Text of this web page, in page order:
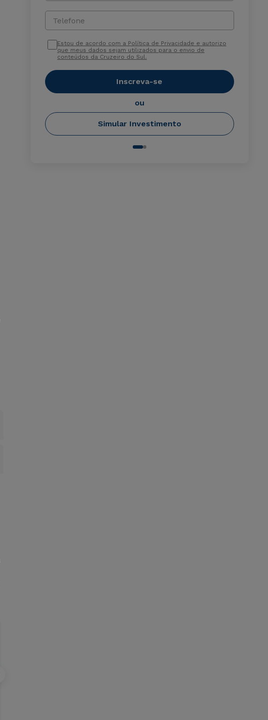
Telefone
Estou de acordo com a Política de Privacidade e autorizo
que meus dados sejam utilizados para o envio de
conteúdos da Cruzeiro do Sul.
Inscreva-se
ou
Simular Investimento